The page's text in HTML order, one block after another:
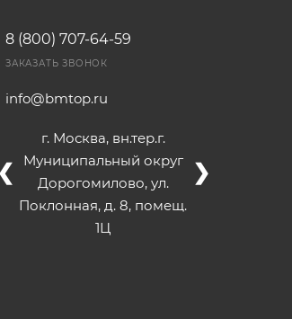
8 (800) 707-64-59
ЗАКАЗАТЬ ЗВОНОК
info@bmtop.ru
г. Москва, вн.тер.г.
Муниципальный округ
Дорогомилово, ул.
Поклонная, д. 8, помещ.
1Ц
❮ ❯